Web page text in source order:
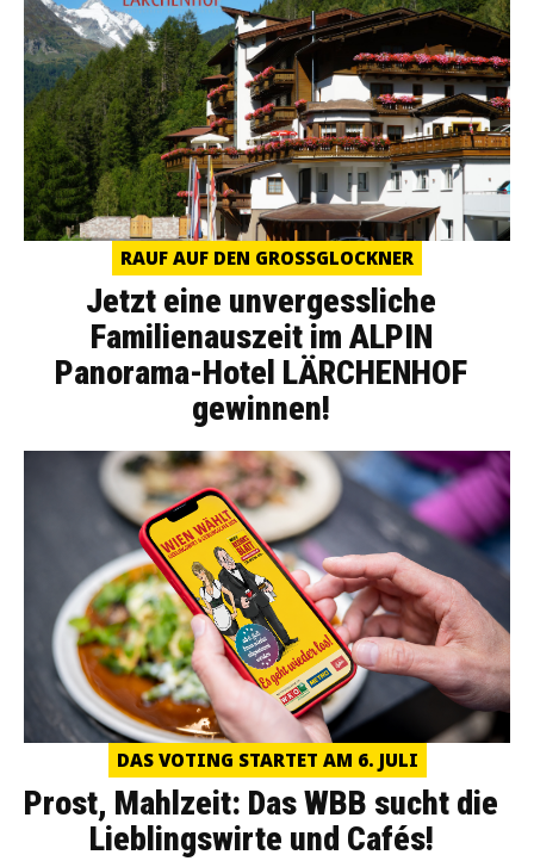
RAUF AUF DEN GROSSGLOCKNER
Jetzt eine unvergessliche
Familienauszeit im ALPIN
Panorama-Hotel LÄRCHENHOF
gewinnen!
DAS VOTING STARTET AM 6. JULI
Prost, Mahlzeit: Das WBB sucht die
Lieblingswirte und Cafés!